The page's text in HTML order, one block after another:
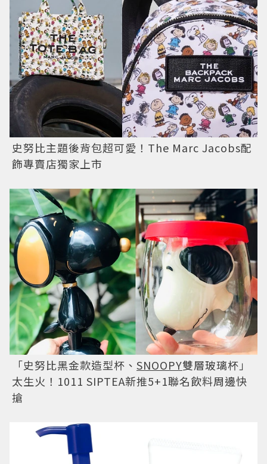
史努比主題後背包超可愛！The Marc Jacobs配
飾專賣店獨家上市
「史努比黑金款造型杯、 SNOOPY雙層玻璃杯」
太生火！1011 SIPTEA新推5+1聯名飲料周邊快
搶